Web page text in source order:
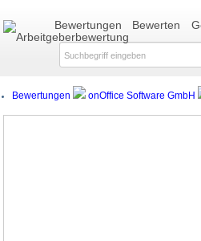
Bewertungen Bewerten
Bewertungen onOffice Software GmbH